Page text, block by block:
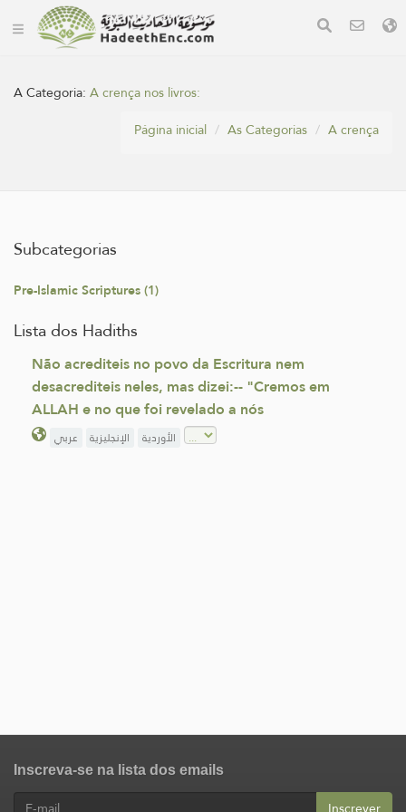
A Categoria:A crença nos livros:
Página inicial
As Categorias A crença
Subcategorias
Pre-Islamic Scriptures (1)
Lista dos Hadiths
Não acrediteis no povo da Escritura nem
desacrediteis neles, mas dizei:-- "Cremos em
ALLAH e no que foi revelado a nós
عربي الإنجليزية الأوردية
Inscreva-se na lista dos emails